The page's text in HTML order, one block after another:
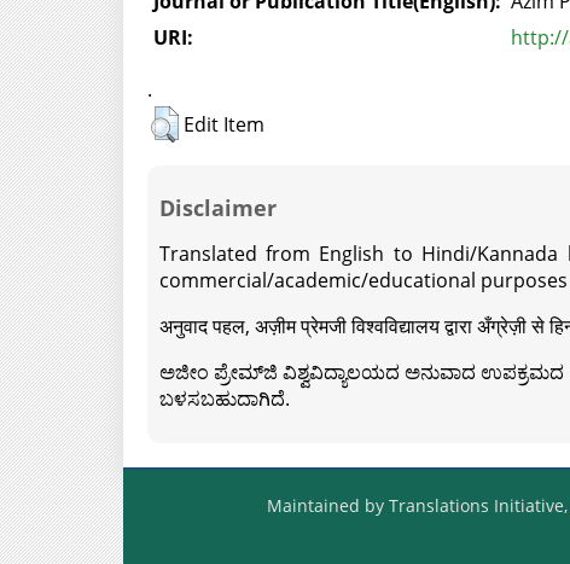
URI:
http://
.
Edit Item
Disclaimer
Translated from English to Hindi/
commercial/academic/educational
अनुवाद पहल, अज़ीम प्रेमजी विश्वविद्यालय द्वारा अँग्रेज़ी
ಅಜೀಂ ಪ್ರೇಮ್‍ಜಿ ವಿಶ್ವವಿದ್ಯಾಲಯದ ಅನುವಾದ ಉಪಕ್ರಮದ
ಬಳಸಬಹುದಾಗಿದೆ.
Maintained by Translations Initiative,